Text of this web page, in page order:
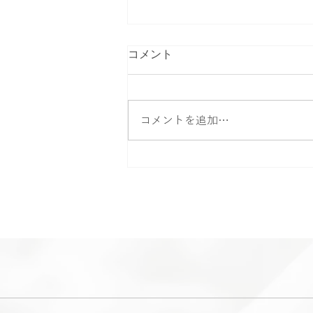
8月 Clair スケジュール
コメント
コメントを追加…